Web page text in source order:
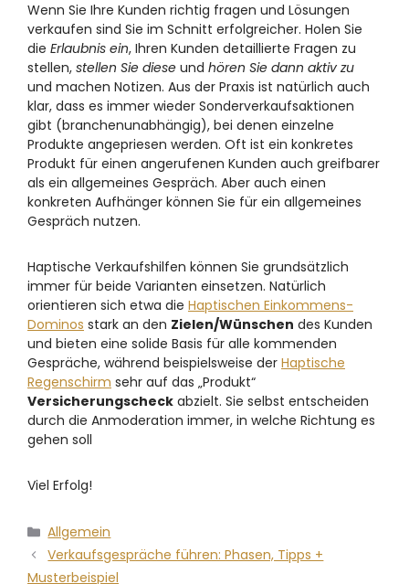
Wenn Sie Ihre Kunden richtig fragen und Lösungen
verkaufen sind Sie im Schnitt erfolgreicher. Holen Sie
die Erlaubnis ein, Ihren Kunden detaillierte Fragen zu
stellen, stellen Sie diese und hören Sie dann aktiv zu
und machen Notizen. Aus der Praxis ist natürlich auch
klar, dass es immer wieder Sonderverkaufsaktionen
gibt (branchenunabhängig), bei denen einzelne
Produkte angepriesen werden. Oft ist ein konkretes
Produkt für einen angerufenen Kunden auch greifbarer
als ein allgemeines Gespräch. Aber auch einen
konkreten Aufhänger können Sie für ein allgemeines
Gespräch nutzen.
Haptische Verkaufshilfen können Sie grundsätzlich
immer für beide Varianten einsetzen. Natürlich
orientieren sich etwa die Haptischen Einkommens-
Dominos stark an den Zielen/Wünschen des Kunden
und bieten eine solide Basis für alle kommenden
Gespräche, während beispielsweise der Haptische
Regenschirm sehr auf das „Produkt“
Versicherungscheck abzielt. Sie selbst entscheiden
durch die Anmoderation immer, in welche Richtung es
gehen soll
Viel Erfolg!
Allgemein
Verkaufsgespräche führen: Phasen, Tipps +
Musterbeispiel